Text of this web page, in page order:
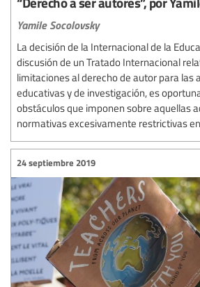
Yamile Socolovsky
La decisión de la Internacional de la
discusión de un Tratado Internacional
limitaciones al derecho de autor para las
educativas y de investigación, es
obstáculos que imponen sobre aquellas
normativas excesivamente restrictivas
24 septiembre 2019